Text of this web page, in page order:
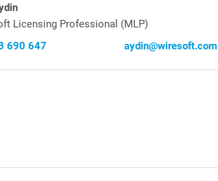
Licensing Professional (MLP)
690 647
aydin@wiresoft.com